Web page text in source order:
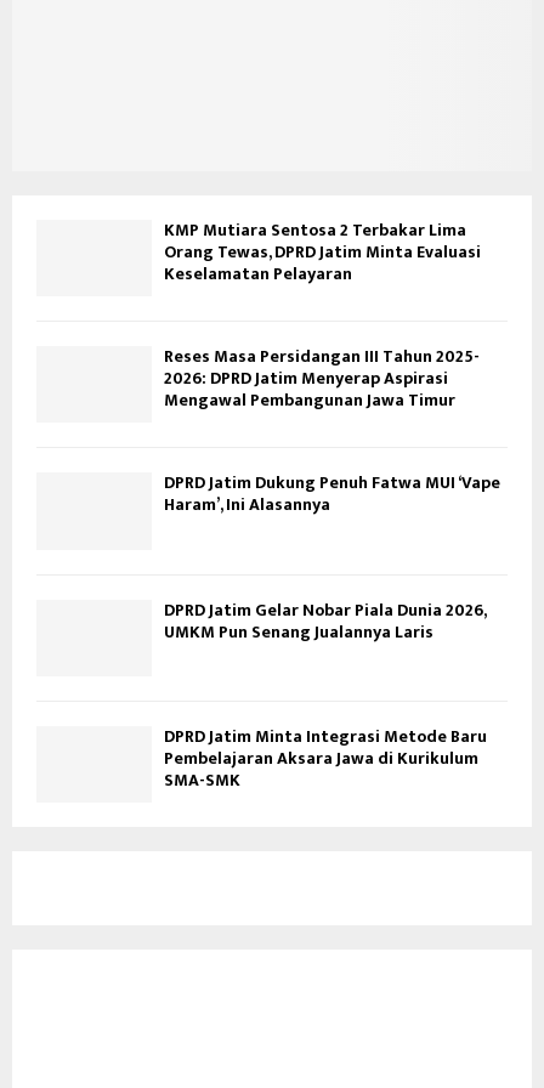
KMP Mutiara Sentosa 2 Terbakar Lima
Orang Tewas, DPRD Jatim Minta Evaluasi
Keselamatan Pelayaran
Reses Masa Persidangan III Tahun 2025-
2026: DPRD Jatim Menyerap Aspirasi
Mengawal Pembangunan Jawa Timur
DPRD Jatim Dukung Penuh Fatwa MUI ‘Vape
Haram’, Ini Alasannya
DPRD Jatim Gelar Nobar Piala Dunia 2026,
UMKM Pun Senang Jualannya Laris
DPRD Jatim Minta Integrasi Metode Baru
Pembelajaran Aksara Jawa di Kurikulum
SMA-SMK